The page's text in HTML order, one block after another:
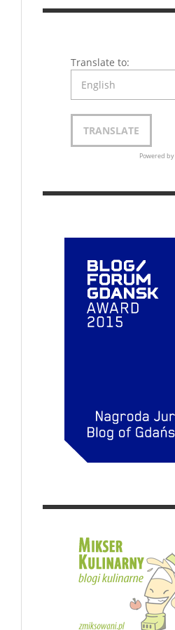
Translate to:
Powered by